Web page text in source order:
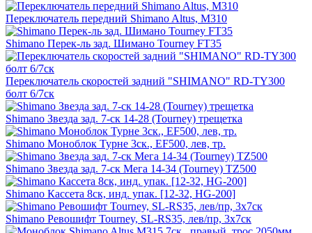
Переключатель передний Shimano Altus, M310
Shimano Перек-ль зад. Шимано Tourney FT35
Переключатель скоростей задний "SHIMANO" RD-TY300
болт 6/7ск
Shimano Звезда зад. 7-ск 14-28 (Tourney) трещетка
Shimano Моноблок Турне 3ск., EF500, лев, тр.
Shimano Звезда зад. 7-ск Мега 14-34 (Tourney) TZ500
Shimano Кассета 8ск, инд. упак. [12-32, HG-200]
Shimano Ревошифт Tourney, SL-RS35, лев/пр, 3x7ск